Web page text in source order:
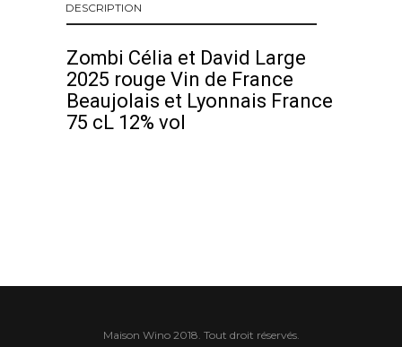
DESCRIPTION
Zombi Célia et David Large
2025 rouge Vin de France
Beaujolais et Lyonnais France
75 cL 12% vol
Maison Wino 2018. Tout droit réservés.